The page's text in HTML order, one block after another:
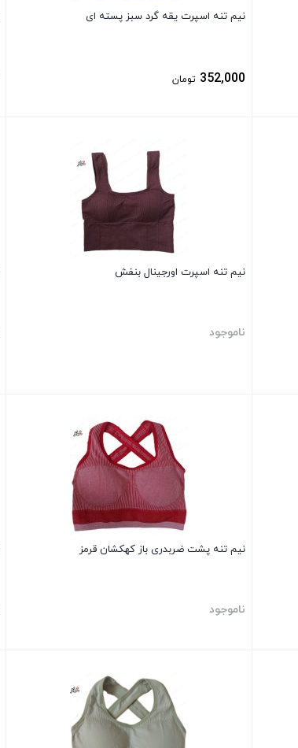
نیم تنه اسپرت یقه گرد سبز پسته ای
352,000 تومان
نیم تنه اسپرت اورجینال بنفش
ناموجود
نیم تنه پشت ضربدری باز کهکشان قرمز
ناموجود